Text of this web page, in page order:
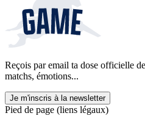
Reçois par email ta dose officielle
matchs, émotions...
Je m'inscris à la newsletter
Pied de page (liens légaux)